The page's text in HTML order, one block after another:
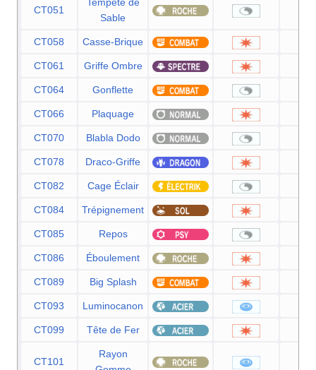
CT051
Sable
CT058 Casse-Brique
CT061 Griffe Ombre
CT064 Gonflette
CT066 Plaquage
CT070 Blabla Dodo
CT078 Draco-Griffe
CT082 Cage Éclair
CT084 Trépignement
CT085 Repos
CT086 Éboulement
CT089 Big Splash
CT093 Luminocanon
CT099 Tête de Fer
CT101
Rayon